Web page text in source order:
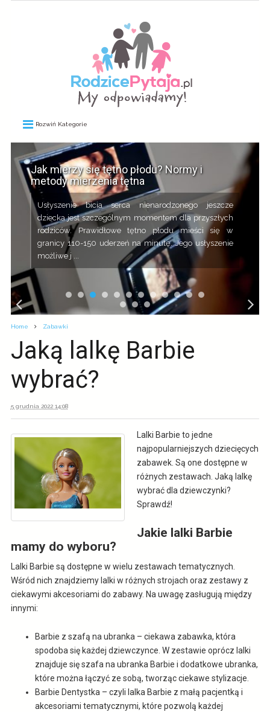
Rozwiń Kategorie
Jak mierzy się tętno płodu? Normy i
metody mierzenia tętna
Usłyszenie bicia serca nienarodzonego jeszcze
dziecka jest szczególnym momentem dla przyszłych
rodziców. Prawidłowe tętno płodu mieści się w
granicy 110-150 uderzeń na minutę. Jego usłyszenie
możliwe j ...
Home Zabawki
Jaką lalkę Barbie
wybrać?
5 grudnia 2022 14:08
Lalki Barbie to jedne
najpopularniejszych dziecięcych
zabawek. Są one dostępne w
różnych zestawach. Jaką lalkę
wybrać dla dziewczynki?
Sprawdź!
Jakie lalki Barbie
mamy do wyboru?
Lalki Barbie są dostępne w wielu zestawach tematycznych.
Wśród nich znajdziemy lalki w różnych strojach oraz zestawy z
ciekawymi akcesoriami do zabawy. Na uwagę zasługują między
innymi:
Barbie z szafą na ubranka – ciekawa zabawka, która
spodoba się każdej dziewczynce. W zestawie oprócz lalki
znajduje się szafa na ubranka Barbie i dodatkowe ubranka,
które można łączyć ze sobą, tworząc ciekawe stylizacje.
Barbie Dentystka – czyli lalka Barbie z małą pacjentką i
akcesoriami tematycznymi, które pozwolą każdej